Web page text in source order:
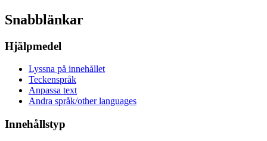
Snabblänkar
Hjälpmedel
Lyssna på innehållet
Teckenspråk
Anpassa text
Andra språk/other languages
Innehållstyp